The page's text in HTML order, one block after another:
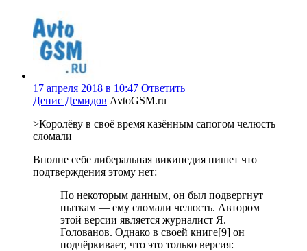
17 апреля 2018 в 10:47 Ответить
Денис Демидов AvtoGSM.ru
>Королёву в своё время казённым сапогом челюсть
сломали
Вполне себе либеральная википедия пишет что
подтверждения этому нет:
По некоторым данным, он был подвергнут
пыткам — ему сломали челюсть. Автором
этой версии является журналист Я.
Голованов. Однако в своей книге[9] он
подчёркивает, что это только версия: